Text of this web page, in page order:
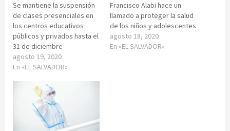
Se mantiene la suspensión
de clases presenciales en
los centros educativos
públicos y privados hasta el
31 de diciembre
agosto 19, 2020
En «EL SALVADOR»
Francisco Alabi hace un
llamado a proteger la salud
de los niños y adolescentes
agosto 18, 2020
En «EL SALVADOR»